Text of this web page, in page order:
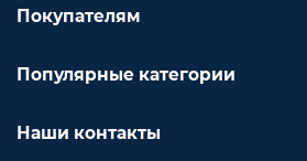
Покупателям
Популярные категории
Наши контакты